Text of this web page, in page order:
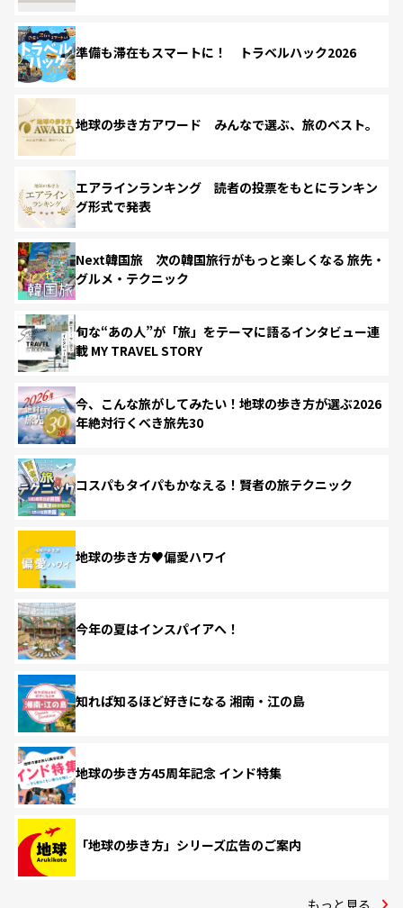
準備も滞在もスマートに！ トラベルハック2026
地球の歩き方アワード みんなで選ぶ、旅のベスト。
エアラインランキング 読者の投票をもとにランキン
グ形式で発表
Next韓国旅 次の韓国旅行がもっと楽しくなる 旅先・
グルメ・テクニック
旬な“あの人”が「旅」をテーマに語るインタビュー連
載 MY TRAVEL STORY
今、こんな旅がしてみたい！地球の歩き方が選ぶ2026
年絶対行くべき旅先30
コスパもタイパもかなえる！賢者の旅テクニック
地球の歩き方♥偏愛ハワイ
今年の夏はインスパイアへ！
知れば知るほど好きになる 湘南・江の島
地球の歩き方45周年記念 インド特集
「地球の歩き方」シリーズ広告のご案内
もっと見る